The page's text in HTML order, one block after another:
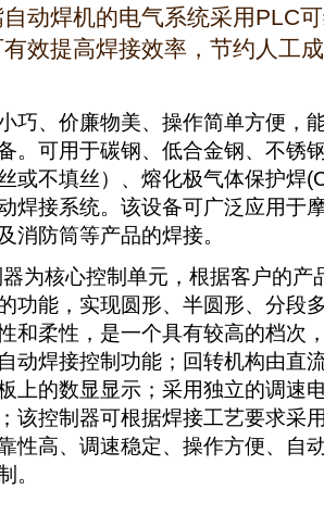
动焊机的电气系统采用PLC
效提高焊接效率，节约人工
巧、价廉物美、操作简单方便，
。可用于碳钢、低合金钢、不锈
或不填丝）、熔化极气体保护焊
焊接系统。该设备可广泛应用于
消防筒等产品的焊接。
为核心控制单元，根据客户的产
功能，实现圆形、半圆形、分段
和柔性，是一个具有较高的档次
动焊接控制功能；回转机构由直
上的数显显示；采用独立的调速
该控制器可根据焊接工艺要求采
性高、调速稳定、操作方便、自
。